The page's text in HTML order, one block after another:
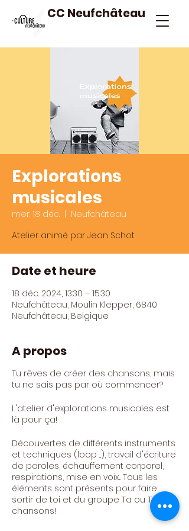
CC Neufchâteau
Explorations
musicales
mer. 18 déc.
Neufchâteau
Atelier animé par Jean Schot
Date et heure
18 déc. 2024, 13:30 – 15:30
Neufchâteau, Moulin Klepper, 6840
Neufchâteau, Belgique
A propos
Tu rêves de créer des chansons, mais
tu ne sais pas par où commencer?
L'atelier d'explorations musicales est
là pour ça!
Découvertes de différents instruments
et techniques (loop ...), travail d'écriture
de paroles, échauffement corporel,
respirations, mise en voix... Tous les
éléments sont présents pour faire
sortir de toi et du groupe Ta ou Tes
chansons!